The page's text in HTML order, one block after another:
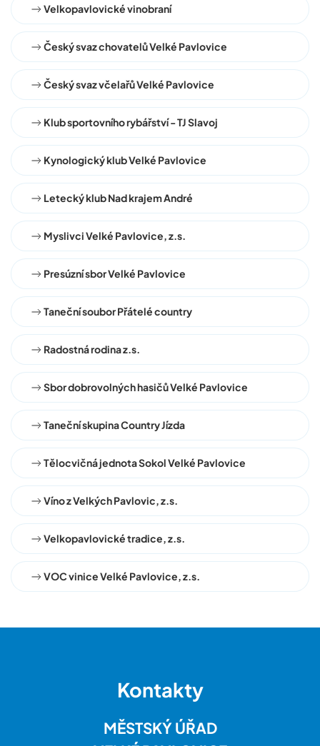
Velkopavlovické vinobraní
Český svaz chovatelů Velké Pavlovice
Český svaz včelařů Velké Pavlovice
Klub sportovního rybářství - TJ Slavoj
Kynologický klub Velké Pavlovice
Letecký klub Nad krajem André
Myslivci Velké Pavlovice, z.s.
Presúzní sbor Velké Pavlovice
Taneční soubor Přátelé country
Radostná rodina z.s.
Sbor dobrovolných hasičů Velké Pavlovice
Taneční skupina Country Jízda
Tělocvičná jednota Sokol Velké Pavlovice
Víno z Velkých Pavlovic, z.s.
Velkopavlovické tradice, z.s.
VOC vinice Velké Pavlovice, z.s.
Kontakty
MĚSTSKÝ ÚŘAD